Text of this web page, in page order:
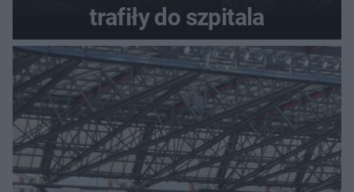
trafiły do szpitala